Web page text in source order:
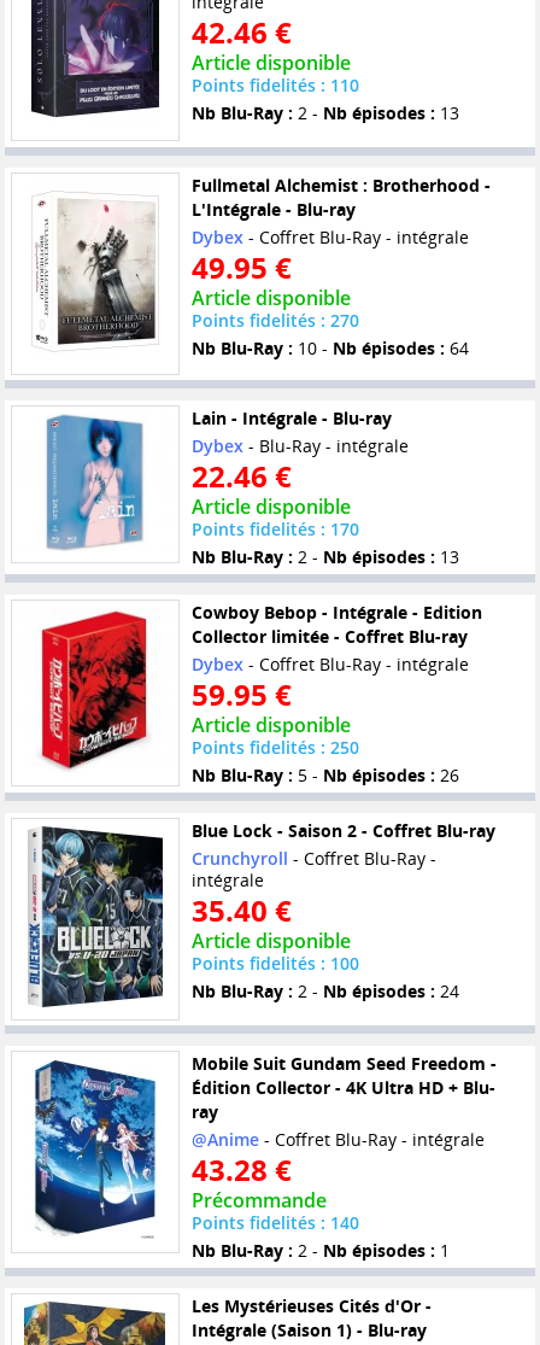
42.46 €
Article disponible
Points fidelités : 110
Nb Blu-Ray : 2 - Nb épisodes : 13
Fullmetal Alchemist : Brotherhood -
L'Intégrale - Blu-ray
Dybex- Coffret Blu-Ray - intégrale
49.95 €
Article disponible
Points fidelités : 270
Nb Blu-Ray : 10 - Nb épisodes : 64
Lain - Intégrale - Blu-ray
Dybex- Blu-Ray - intégrale
22.46 €
Article disponible
Points fidelités : 170
Nb Blu-Ray : 2 - Nb épisodes : 13
Cowboy Bebop - Intégrale - Edition
Collector limitée - Coffret Blu-ray
Dybex- Coffret Blu-Ray - intégrale
59.95 €
Article disponible
Points fidelités : 250
Nb Blu-Ray : 5 - Nb épisodes : 26
Blue Lock - Saison 2 - Coffret Blu-ray
Crunchyroll - Coffret Blu-Ray -
intégrale
35.40 €
Article disponible
Points fidelités : 100
Nb Blu-Ray : 2 - Nb épisodes : 24
Mobile Suit Gundam Seed Freedom -
Édition Collector - 4K Ultra HD + Blu-
ray
@Anime- Coffret Blu-Ray - intégrale
43.28 €
Précommande
Points fidelités : 140
Nb Blu-Ray : 2 - Nb épisodes : 1
Les Mystérieuses Cités d'Or -
Intégrale (Saison 1) - Blu-ray